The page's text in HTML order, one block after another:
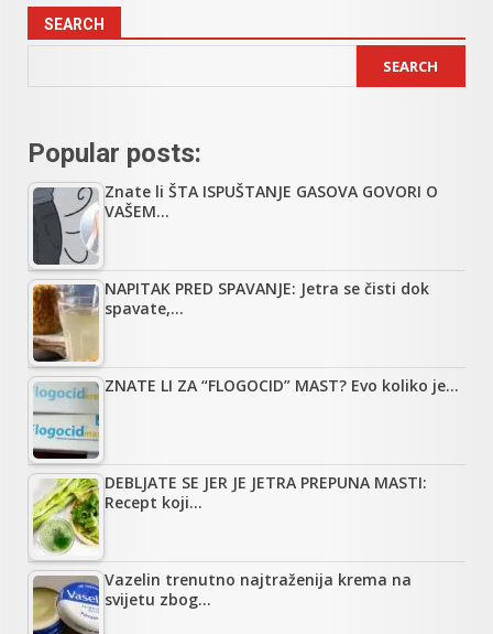
SEARCH
SEARCH
Popular posts:
Znate li ŠTA ISPUŠTANJE GASOVA GOVORI O
VAŠEM…
NAPITAK PRED SPAVANJE: Jetra se čisti dok
spavate,…
ZNATE LI ZA “FLOGOCID” MAST? Evo koliko je…
DEBLJATE SE JER JE JETRA PREPUNA MASTI:
Recept koji…
Vazelin trenutno najtraženija krema na
svijetu zbog…